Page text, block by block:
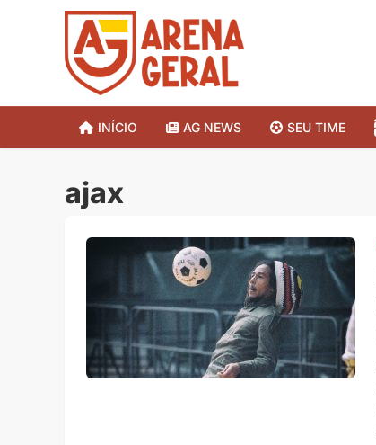
INÍCIO AG NEWS SEU TIME
ajax